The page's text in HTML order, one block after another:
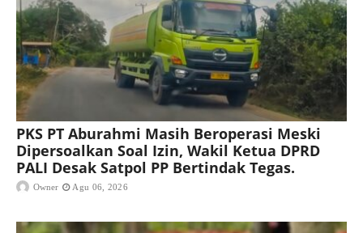
PKS PT Aburahmi Masih Beroperasi Meski
Dipersoalkan Soal Izin, Wakil Ketua DPRD
PALI Desak Satpol PP Bertindak Tegas.
Owner Agu 06, 2026